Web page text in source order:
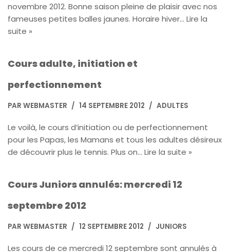
novembre 2012. Bonne saison pleine de plaisir avec nos
fameuses petites balles jaunes. Horaire hiver… Lire la
suite »
Cours adulte, initiation et
perfectionnement
PAR WEBMASTER 14 SEPTEMBRE 2012 ADULTES
Le voilà, le cours d’initiation ou de perfectionnement
pour les Papas, les Mamans et tous les adultes désireux
de découvrir plus le tennis. Plus on… Lire la suite »
Cours Juniors annulés: mercredi 12
septembre 2012
PAR WEBMASTER 12 SEPTEMBRE 2012 JUNIORS
Les cours de ce mercredi 12 septembre sont annulés à